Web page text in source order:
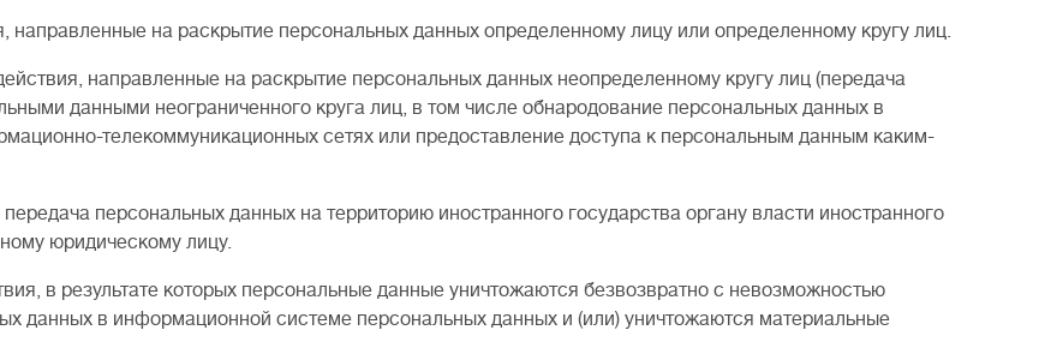
на раскрытие персональных данных определенному лицу или определенному кругу лиц.
направленные на раскрытие персональных данных неопределенному кругу лиц (передача
данными неограниченного круга лиц, в том числе обнародование персональных данных в
телекоммуникационных сетях или предоставление доступа к персональным данным каким-
персональных данных на территорию иностранного государства органу власти иностранного
юридическому лицу.
в результате которых персональные данные уничтожаются безвозвратно с невозможностью
данных в информационной системе персональных данных и (или) уничтожаются материальные